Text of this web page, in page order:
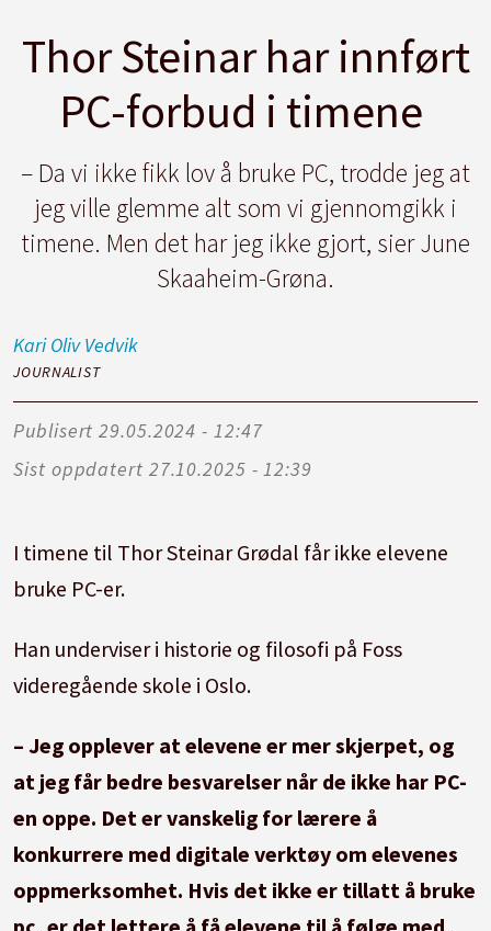
Thor Steinar har innført
PC-forbud i timene
– Da vi ikke fikk lov å bruke PC, trodde jeg at
jeg ville glemme alt som vi gjennomgikk i
timene. Men det har jeg ikke gjort, sier June
Skaaheim-Grøna.
Kari Oliv Vedvik
JOURNALIST
Publisert
29.05.2024 - 12:47
Sist oppdatert
27.10.2025 - 12:39
I timene til Thor Steinar Grødal får ikke elevene
bruke PC-er.
Han underviser i historie og filosofi på Foss
videregående skole i Oslo.
– Jeg opplever at elevene er mer skjerpet, og
at jeg får bedre besvarelser når de ikke har PC-
en oppe. Det er vanskelig for lærere å
konkurrere med digitale verktøy om elevenes
oppmerksomhet. Hvis det ikke er tillatt å bruke